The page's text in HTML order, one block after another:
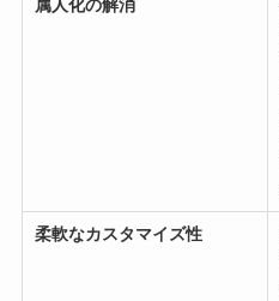
属人化の解消
柔軟なカスタマイズ性